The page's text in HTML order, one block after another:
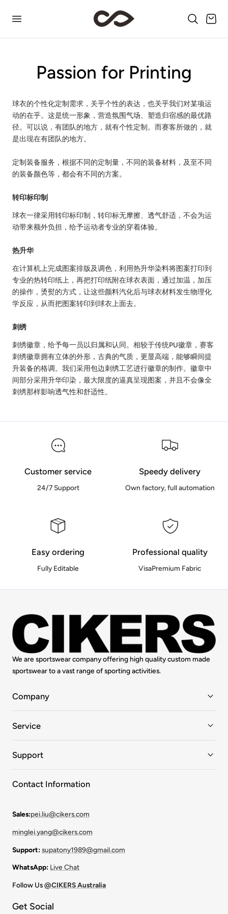
Cart
Passion for Printing
球衣的个性化定制需求，关乎个性的表达，也关乎我们对某项运
动的在乎。这是统一形象，营造氛围气场、塑造归宿感的最优路
径。可以说，有团队的地方，就有个性定制。而赛客所做的，就
是出现在有团队的地方。
定制装备服务，根据不同的定制量，不同的装备材料，及至不同
的装备颜色等，都会有不同的方案。
转印标印制
球衣一律采用转印标印制，转印标无摩擦、透气舒适，不会为运
动带来额外负担，给予运动者专业的穿着体验。
热升华
在计算机上完成图案排版及调色，利用热升华染料将图案打印到
专业的热转印纸上，再把打印纸附在球衣表面，通过加温，加压
的操作，烫熨的方式，让这些颜料汽化后与球衣材料发生物理化
学反应，从而把图案转印到球衣上面去。
刺绣
刺绣徽章，给予每一员以归属和认同。相较于传统PU徽章，赛客
刺绣徽章拥有立体的外形，古典的气质，更显高端，能够瞬间提
升装备的格调。我们采用包边刺绣工艺进行徽章的制作。徽章中
间部分采用升华印染，最大限度的逼真呈现图案，并且不会像全
刺绣那样影响透气性和舒适性。
Customer service
24/7 Support
Speedy delivery
Own factory, full automation
Easy ordering
Fully Editable
Professional quality
VisaPremium Fabric
We are sportswear company offering high quality custom made
sportswear to a vast range of sporting activities.
Company
Service
Support
Contact Information
Sales:pei.liu@cikers.com
minglei.yang@cikers.com
Support: supatony1989@gmail.com
WhatsApp: Live Chat
Follow Us@CIKERS Australia
Get Social